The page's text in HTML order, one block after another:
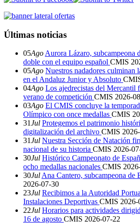
Últimas noticias
05Ago Aurora Lázaro, subcampeona
doble con el equipo español CMIS
05Ago Nuestros nadadores culminan
en el Andaluz Junior y Absoluto
04Ago Los ajedrecistas del Mercantil
verano de competición CMIS 2026-
03Ago El CMIS concluye la
Olímpico con once medallas CMIS
31Jul Protegemos el patrimonio
digitalización del archivo CMIS
31Jul Nuestra Sección de Natación
nacional de su historia CMIS 2026-
30Jul Histórico Campeonato de
ocho medallas nacionales CMIS
30Jul Ana Cantero, subcampeona de
2026-07-30
23Jul Recibimos a la Autoridad
Instalaciones Deportivas CMIS 2026-
22Jul Horarios para actividades
16 de agosto CMIS 2026-07-22